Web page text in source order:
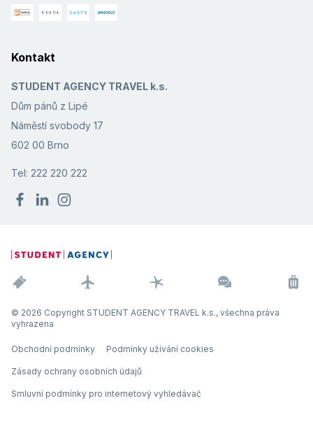
Kontakt
STUDENT AGENCY TRAVEL k.s.
Dům pánů z Lipé
Náměstí svobody 17
602 00 Brno
Tel: 222 220 222
© 2026 Copyright STUDENT AGENCY TRAVEL k.s., všechna práva
vyhrazena
Obchodní podmínky Podmínky užívání cookies
Zásady ochrany osobních údajů
Smluvní podmínky pro internetový vyhledávač